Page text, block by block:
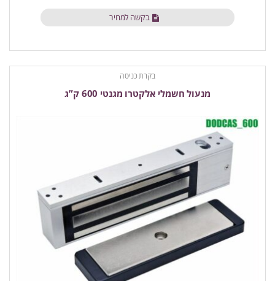
בקשה למחיר
בקרת כניסה
מנעול חשמלי אלקטרו מגנטי 600 ק”ג